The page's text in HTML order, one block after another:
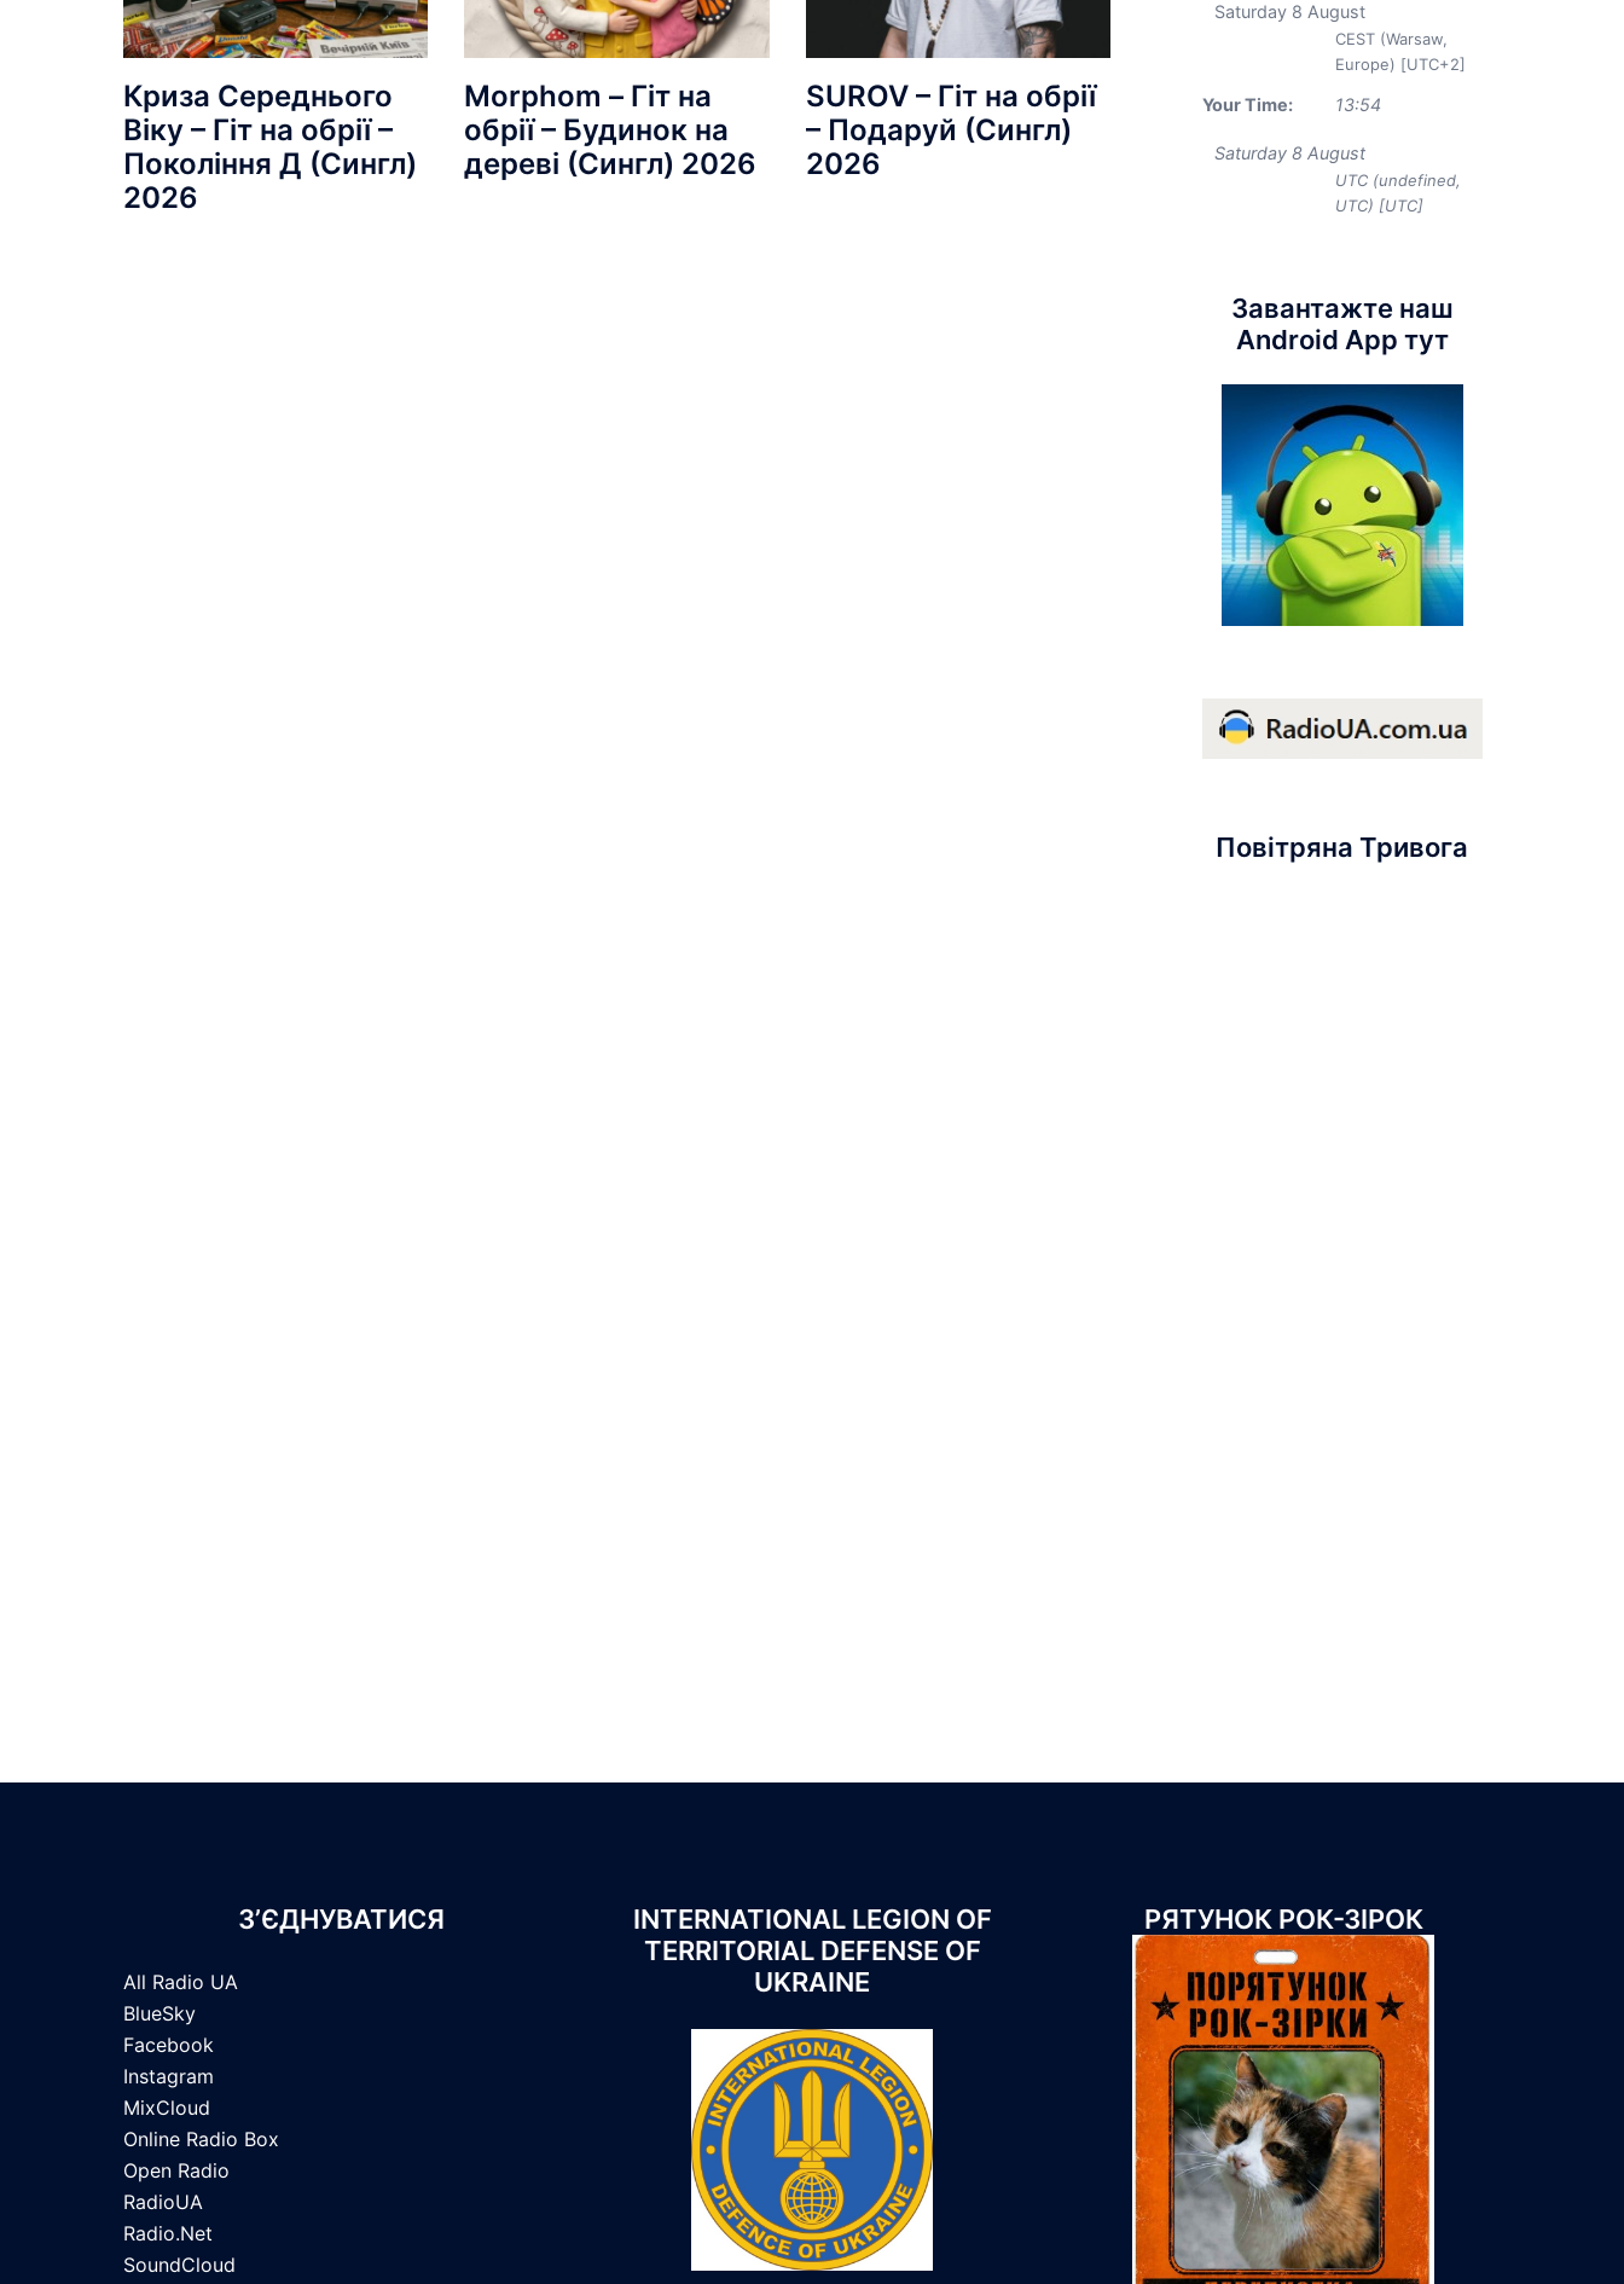
Криза Середнього
Віку – Гіт на обрії –
Покоління Д (Сингл)
2026
Morphom – Гіт на
обрії – Будинок на
дереві (Сингл) 2026
SUROV – Гіт на обрії
– Подаруй (Сингл)
2026
Saturday 8 August
CEST (Warsaw,
Europe) [UTC+2]
Your Time: 13:54
Saturday 8 August
UTC (undefined,
UTC) [UTC]
Завантажте наш
Android App тут
Повітряна Тривога
З’ЄДНУВАТИСЯ
All Radio UA
BlueSky
Facebook
Instagram
MixCloud
Online Radio Box
Open Radio
RadioUA
Radio.Net
SoundCloud
INTERNATIONAL LEGION OF
TERRITORIAL DEFENSE OF
UKRAINE
РЯТУНОК РОК-ЗІРОК